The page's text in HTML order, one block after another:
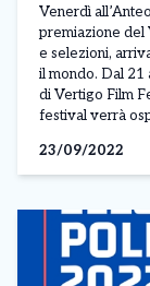
Venerdì
premiazione del
e selezioni,
il mondo. Dal 21
di Vertigo Film
festival verrà
23/09/2022